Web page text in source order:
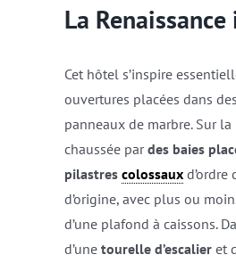
La
Cet hôtel s’inspire
ouvertures placées dans
panneaux de marbre. Sur
chaussée pardes baies
pilastres colossaux
d’origine, avec plus ou
d’une plafond à caissons.
d’une tourelle d’escalier et